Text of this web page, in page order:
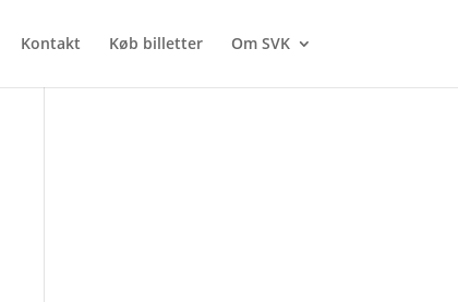
Kontakt Køb billetter Om SVK